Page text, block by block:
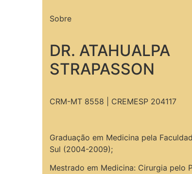
Sobre
DR. ATAHUALPA
STRAPASSON
CRM-MT 8558 | CREMESP 204117
Graduação em Medicina pela
Sul (2004-2009);
Mestrado em Medicina: Cirurgia pelo